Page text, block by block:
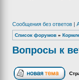
Сообщения без ответов |
Список форумов »
Вопросы к